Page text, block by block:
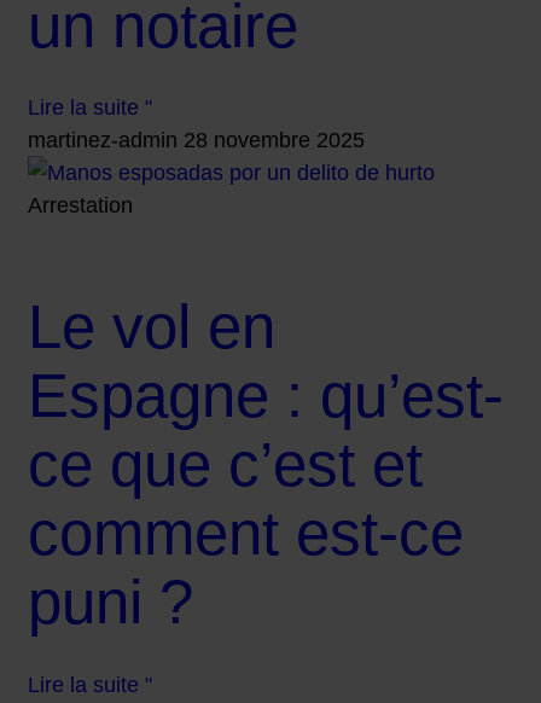
un notaire
Lire la suite "
martinez-admin 28 novembre 2025
Arrestation
Le vol en
Espagne : qu’est-
ce que c’est et
comment est-ce
puni ?
Lire la suite "